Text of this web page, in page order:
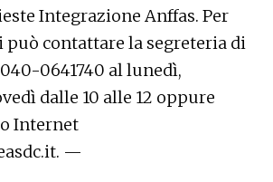
Integrazione Anffas. Per
contattare la segreteria di
0641740 al lunedì,
dalle 10 alle 12 oppure
Internet
. —